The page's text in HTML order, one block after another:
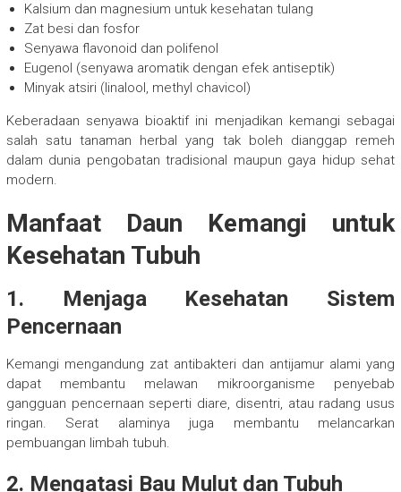
Kalsium dan magnesium untuk kesehatan tulang
Zat besi dan fosfor
Senyawa flavonoid dan polifenol
Eugenol (senyawa aromatik dengan efek antiseptik)
Minyak atsiri (linalool, methyl chavicol)
Keberadaan senyawa bioaktif ini menjadikan kemangi sebagai
salah satu tanaman herbal yang tak boleh dianggap remeh
dalam dunia pengobatan tradisional maupun gaya hidup sehat
modern.
Manfaat Daun Kemangi untuk
Kesehatan Tubuh
1. Menjaga Kesehatan Sistem
Pencernaan
Kemangi mengandung zat antibakteri dan antijamur alami yang
dapat membantu melawan mikroorganisme penyebab
gangguan pencernaan seperti diare, disentri, atau radang usus
ringan. Serat alaminya juga membantu melancarkan
pembuangan limbah tubuh.
2. Mengatasi Bau Mulut dan Tubuh